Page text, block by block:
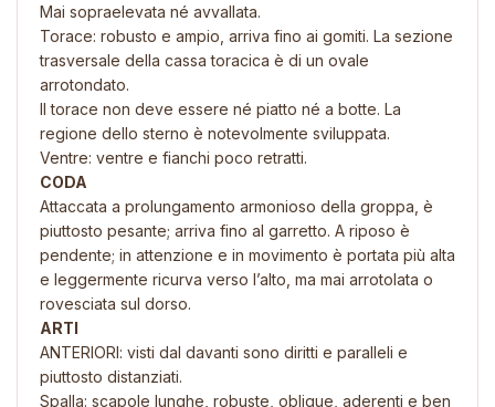
Mai sopraelevata né avvallata.
Torace: robusto e ampio, arriva fino ai gomiti. La sezione
trasversale della cassa toracica è di un ovale
arrotondato.
Il torace non deve essere né piatto né a botte. La
regione dello sterno è notevolmente sviluppata.
Ventre: ventre e fianchi poco retratti.
CODA
Attaccata a prolungamento armonioso della groppa, è
piuttosto pesante; arriva fino al garretto. A riposo è
pendente; in attenzione e in movimento è portata più alta
e leggermente ricurva verso l’alto, ma mai arrotolata o
rovesciata sul dorso.
ARTI
ANTERIORI: visti dal davanti sono diritti e paralleli e
piuttosto distanziati.
Spalla: scapole lunghe, robuste, oblique, aderenti e ben